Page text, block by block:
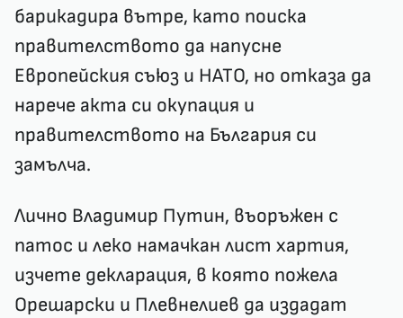
барикадира вътре, като поиска
правителството да напусне
Европейския съюз и НАТО, но отказа да
нарече акта си окупация и
правителството на България си
замълча.
Лично Владимир Путин, въоръжен с
патос и леко намачкан лист хартия,
изчете декларация, в която пожела
Орешарски и Плевнелиев да издадат